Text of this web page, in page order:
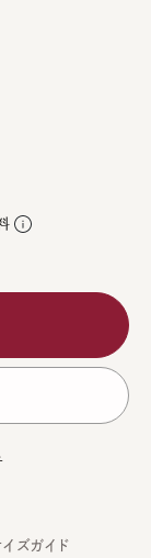
ズガイド